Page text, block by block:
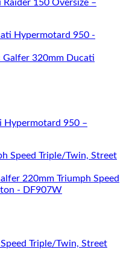
150 Oversize –
950 –
Triple/Twin, Street